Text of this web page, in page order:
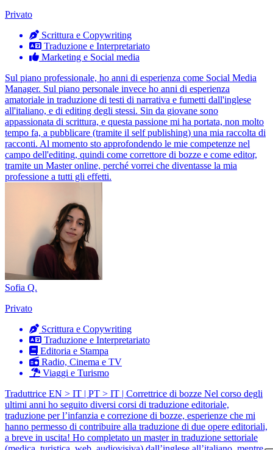
Privato
Scrittura e Copywriting
Traduzione e Interpretariato
Marketing e Social media
Sul piano professionale, ho anni di esperienza come Social Media
Manager. Sul piano personale invece ho anni di esperienza
amatoriale in traduzione di testi di narrativa e fumetti dall'inglese
all'italiano, e di editing degli stessi. Sin da giovane sono
appassionata di scrittura, e questa passione mi ha portata, non molto
tempo fa, a pubblicare (tramite il self publishing) una mia raccolta di
racconti. Al momento sto approfondendo le mie competenze nel
campo dell'editing, quindi come correttore di bozze e come editor,
tramite un Master online, perché vorrei che diventasse la mia
professione a tutti gli effetti.
Sofia Q.
Privato
Scrittura e Copywriting
Traduzione e Interpretariato
Editoria e Stampa
Radio, Cinema e TV
Viaggi e Turismo
Traduttrice EN > IT | PT > IT | Correttrice di bozze Nel corso degli
ultimi anni ho seguito diversi corsi di traduzione editoriale,
traduzione per l’infanzia e correzione di bozze, esperienze che mi
hanno permesso di contribuire alla traduzione di due opere editoriali,
a breve in uscita! Ho completato un master in traduzione settoriale